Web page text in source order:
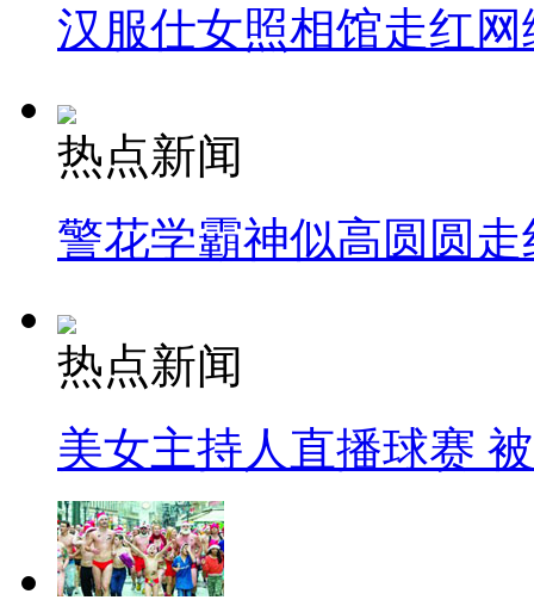
汉服仕女照相馆走红网
热点新闻
警花学霸神似高圆圆走
热点新闻
美女主持人直播球赛